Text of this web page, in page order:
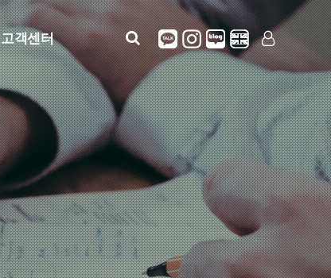
LOG IN
SIGN UP
고객센터
공지사항
자주묻는질문
질문답변
정보안내(사용설명)
견적문의